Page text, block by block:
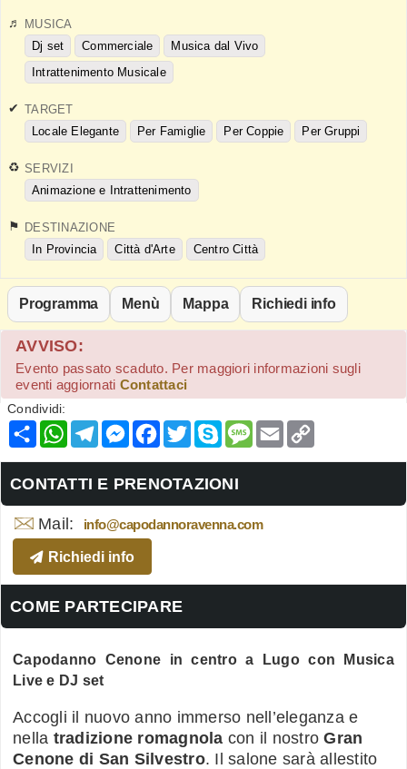
MUSICA
Dj set
Commerciale
Musica dal Vivo
Intrattenimento Musicale
TARGET
Locale Elegante
Per Famiglie Per Coppie Per Gruppi
SERVIZI
Animazione e Intrattenimento
DESTINAZIONE
In Provincia
Città d'Arte Centro Città
Programma Menù Mappa Richiedi info
AVVISO:
Evento passato scaduto. Per maggiori informazioni sugli
eventi aggiornati Contattaci
Condividi:
Condividi
WhatsApp
Telegram
Messenger
Facebook
TwitterSkypeMessage
Email
CONTATTI E PRENOTAZIONI
Mail: info@capodannoravenna.com
Richiedi info
COME PARTECIPARE
Capodanno Cenone in centro a Lugo con Musica
Live e DJ set
Accogli il nuovo anno immerso nell’eleganza e
nella tradizione romagnola con il nostroGran
Cenone di San Silvestro. Il salone sarà allestito